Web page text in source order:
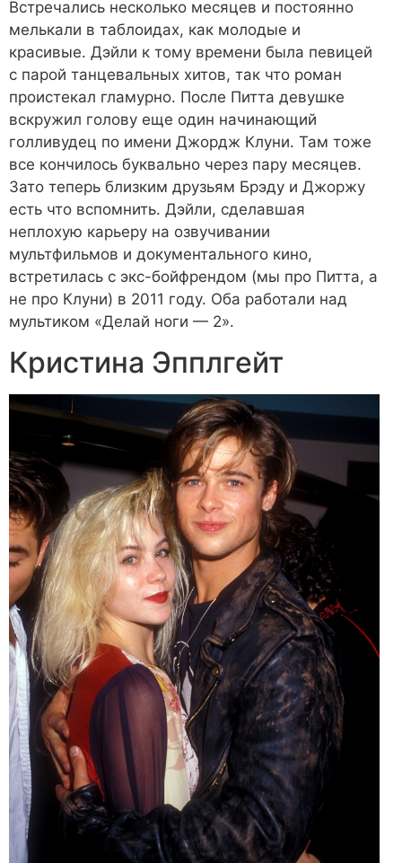
Встречались несколько месяцев и постоянно
мелькали в таблоидах, как молодые и
красивые. Дэйли к тому времени была певицей
с парой танцевальных хитов, так что роман
проистекал гламурно. После Питта девушке
вскружил голову еще один начинающий
голливудец по имени Джордж Клуни. Там тоже
все кончилось буквально через пару месяцев.
Зато теперь близким друзьям Брэду и Джоржу
есть что вспомнить. Дэйли, сделавшая
неплохую карьеру на озвучивании
мультфильмов и документального кино,
встретилась с экс-бойфрендом (мы про Питта, а
не про Клуни) в 2011 году. Оба работали над
мультиком «Делай ноги — 2».
Кристина Эпплгейт